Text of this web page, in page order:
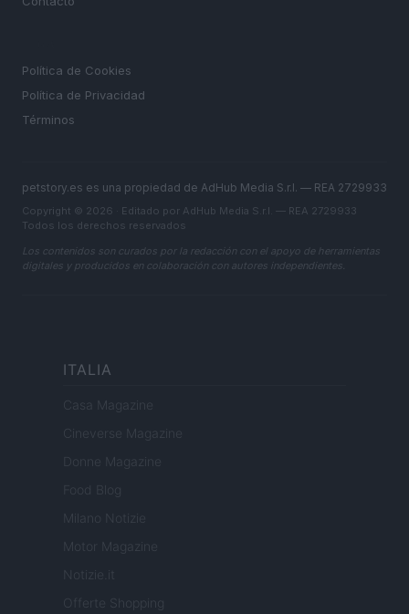
Política de Cookies
Política de Privacidad
Términos
petstory.es es una propiedad de AdHub Media S.r.l. — REA 2729933
Copyright © 2026 · Editado por AdHub Media S.r.l. — REA 2729933
Todos los derechos reservados
Los contenidos son curados por la redacción con el apoyo de herramientas
digitales y producidos en colaboración con autores independientes.
ITALIA
Casa Magazine
Cineverse Magazine
Donne Magazine
Food Blog
Milano Notizie
Motor Magazine
Notizie.it
Offerte Shopping